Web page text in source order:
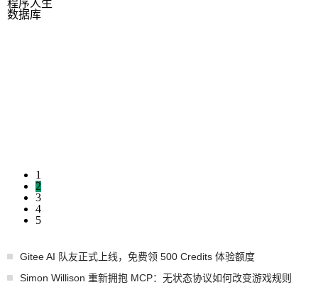
程序人生
数据库
1
2
3
4
5
Gitee AI 队友正式上线，免费领 500 Credits 体验额度
Simon Willison 重新拥抱 MCP：无状态协议如何改变游戏规则